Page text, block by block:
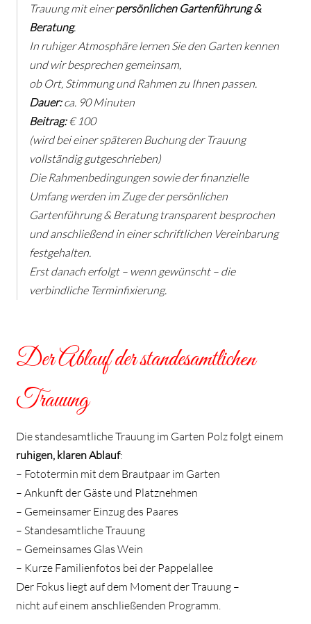
Trauung mit einerpersönlichen Gartenführung &
Beratung.
In ruhiger Atmosphäre lernen Sie den Garten kennen
und wir besprechen gemeinsam,
ob Ort, Stimmung und Rahmen zu Ihnen passen.
Dauer:ca. 90 Minuten
Beitrag:€ 100
(wird bei einer späteren Buchung der Trauung
vollständig gutgeschrieben)
Die Rahmenbedingungen sowie der finanzielle
Umfang werden im Zuge der persönlichen
Gartenführung & Beratung transparent besprochen
und anschließend in einer schriftlichen Vereinbarung
festgehalten.
Erst danach erfolgt – wenn gewünscht – die
verbindliche Terminfixierung.
Der Ablauf der standesamtlichen
Trauung
Die standesamtliche Trauung im Garten Polz folgt einem
ruhigen, klaren Ablauf:
– Fototermin mit dem Brautpaar im Garten
– Ankunft der Gäste und Platznehmen
– Gemeinsamer Einzug des Paares
– Standesamtliche Trauung
– Gemeinsames Glas Wein
– Kurze Familienfotos bei der Pappelallee
Der Fokus liegt auf dem Moment der Trauung –
nicht auf einem anschließenden Programm.